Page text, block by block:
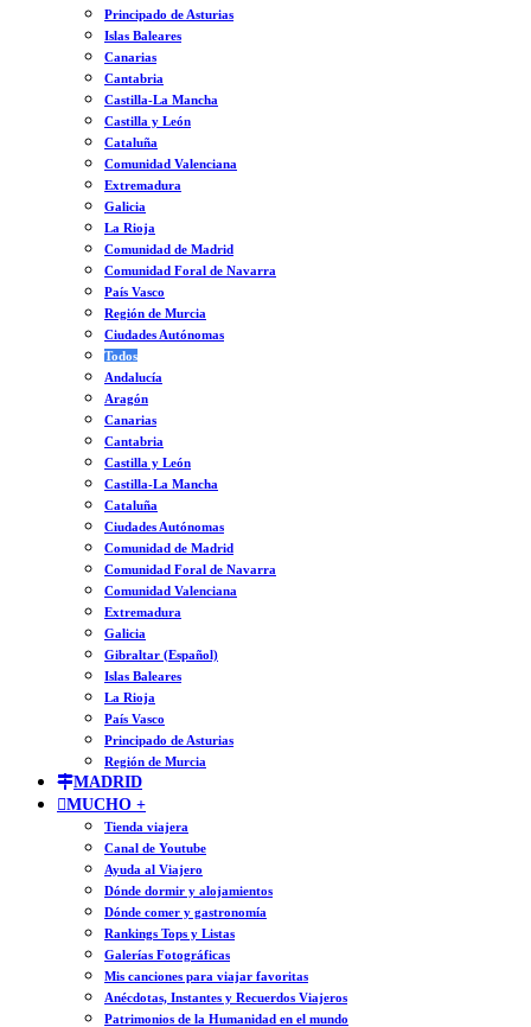
Principado de Asturias
Islas Baleares
Canarias
Cantabria
Castilla-La Mancha
Castilla y León
Cataluña
Comunidad Valenciana
Extremadura
Galicia
La Rioja
Comunidad de Madrid
Comunidad Foral de Navarra
País Vasco
Región de Murcia
Ciudades Autónomas
Todos
Andalucía
Aragón
Canarias
Cantabria
Castilla y León
Castilla-La Mancha
Cataluña
Ciudades Autónomas
Comunidad de Madrid
Comunidad Foral de Navarra
Comunidad Valenciana
Extremadura
Galicia
Gibraltar (Español)
Islas Baleares
La Rioja
País Vasco
Principado de Asturias
Región de Murcia
MADRID
MUCHO +
Tienda viajera
Canal de Youtube
Ayuda al Viajero
Dónde dormir y alojamientos
Dónde comer y gastronomía
Rankings Tops y Listas
Galerías Fotográficas
Mis canciones para viajar favoritas
Anécdotas, Instantes y Recuerdos Viajeros
Patrimonios de la Humanidad en el mundo